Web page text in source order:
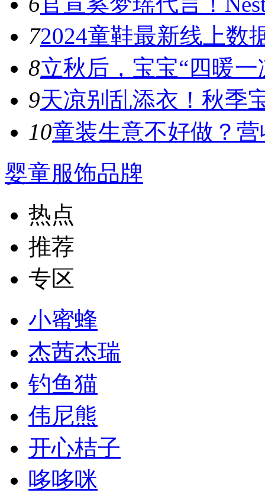
7​2024童鞋最新线上数
8立秋后，宝宝“四暖
9天凉别乱添衣！秋季
10童装生意不好做？
婴童服饰品牌
热点
推荐
专区
小蜜蜂
杰茜杰瑞
钓鱼猫
伟尼熊
开心桔子
哆哆咪